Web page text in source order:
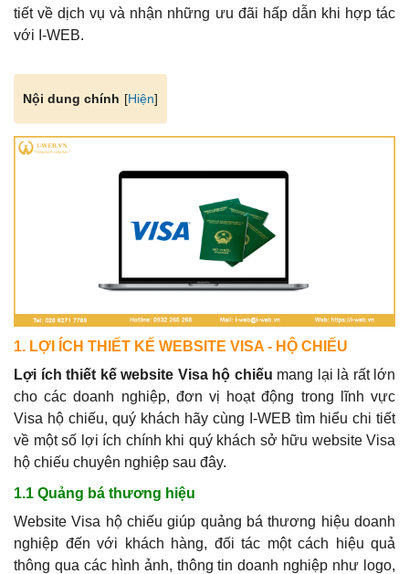
tiết về dịch vụ và nhận những ưu đãi hấp dẫn khi hợp tác
với I-WEB.
Nội dung chính [Hiện]
1. LỢI ÍCH THIẾT KẾ WEBSITE VISA - HỘ CHIẾU
Lợi ích thiết kế website Visa hộ chiếu mang lại là rất lớn
cho các doanh nghiệp, đơn vị hoạt động trong lĩnh vực
Visa hộ chiếu, quý khách hãy cùng I-WEB tìm hiểu chi tiết
về một số lợi ích chính khi quý khách sở hữu website Visa
hộ chiếu chuyên nghiệp sau đây.
1.1 Quảng bá thương hiệu
Website Visa hộ chiếu giúp quảng bá thương hiệu doanh
nghiệp đến với khách hàng, đối tác một cách hiệu quả
thông qua các hình ảnh, thông tin doanh nghiệp như logo,